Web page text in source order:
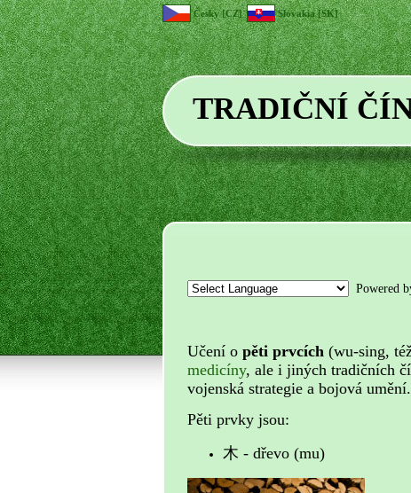
TRADIČNÍ
Česky [CZ] Slovakia [SK]
Powered
Učení o pěti prvcích (wu-sing,
medicíny, ale i jiných tradičních
vojenská strategie a bojová umění.
Pěti prvky jsou:
木 - dřevo (mu)